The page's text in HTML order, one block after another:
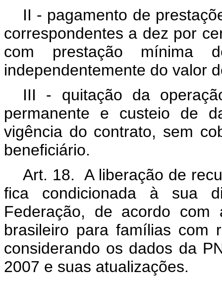
II - pagamento de
correspondentes a dez por
com prestação mínima
independentemente do valor
III - quitação da
permanente e custeio de
vigência do contrato, sem
beneficiário.
Art. 18. A liberação de
fica condicionada à sua
Federação, de acordo com
brasileiro para famílias com
considerando os dados da
2007 e suas atualizações.